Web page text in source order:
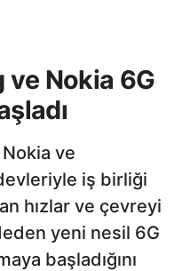
ve Nokia 6G
ve
iş birliği
hızlar ve çevreyi
yeni nesil 6G
başladığını